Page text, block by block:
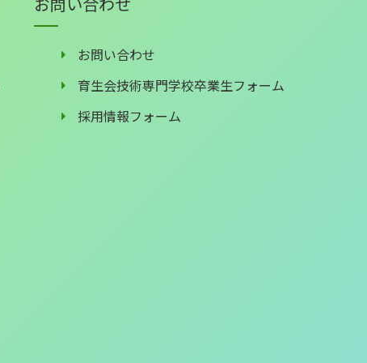
お問い合わせ
育生会技術専門学校卒業生フォーム
採用情報フォーム